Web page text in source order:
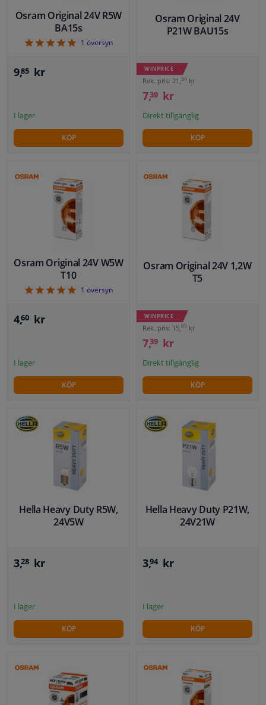
Fönster & Tillbehör
Verkstad & Verktyg
Husbil, motorcykel, cykel & båt
Sensorer & Elsystem
Osram Original 24V R5W
BA15s
51 översyn
9,85 kr
I lager
KÖP
Osram Original 24V
P21W BAU15s
WINPRICE
Rek. pris: 21,34 kr
7,39 kr
Direkt tillgänglig
KÖP
Osram Original 24V W5W
T10
51 översyn
4,60 kr
I lager
KÖP
Osram Original 24V 1,2W
T5
WINPRICE
Rek. pris: 15, 05 kr
7,39 kr
Direkt tillgänglig
KÖP
Hella Heavy Duty R5W,
24V5W
3,28 kr
I lager
KÖP
Hella Heavy Duty P21W,
24V21W
3,94 kr
I lager
KÖP